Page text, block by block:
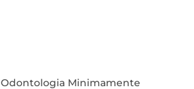
Odontologia Minimamente